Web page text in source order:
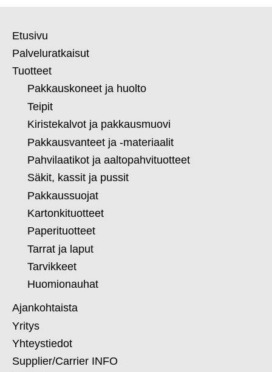
Etusivu
Palveluratkaisut
Tuotteet
Pakkauskoneet ja huolto
Teipit
Kiristekalvot ja pakkausmuovi
Pakkausvanteet ja -materiaalit
Pahvilaatikot ja aaltopahvituotteet
Säkit, kassit ja pussit
Pakkaussuojat
Kartonkituotteet
Paperituotteet
Tarrat ja laput
Tarvikkeet
Huomionauhat
Ajankohtaista
Yritys
Yhteystiedot
Supplier/Carrier INFO